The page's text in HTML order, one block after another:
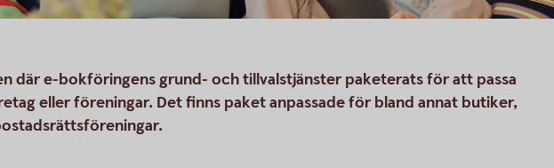
där e-bokföringens grund- och tillvalstjänster paketerats för att passa
eller föreningar. Det finns paket anpassade för bland annat butiker,